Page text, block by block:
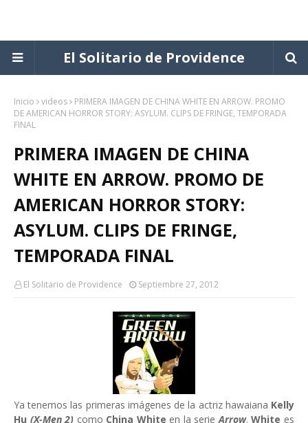
El Solitario de Providence
Inicio videos
PRIMERA IMAGEN DE CHINA WHITE EN ARROW. PROMO
DE AMERICAN HORROR STORY: ASYLUM. CLIPS DE FRINGE, TEMPORADA
FINAL
PRIMERA IMAGEN DE CHINA
WHITE EN ARROW. PROMO DE
AMERICAN HORROR STORY:
ASYLUM. CLIPS DE FRINGE,
TEMPORADA FINAL
El Solitario de Providence Septiembre 27, 2012
Ya tenemos las primeras imágenes de la actriz hawaiana Kelly
Hu (X-Men 2) como China White en la serieArrow.White es